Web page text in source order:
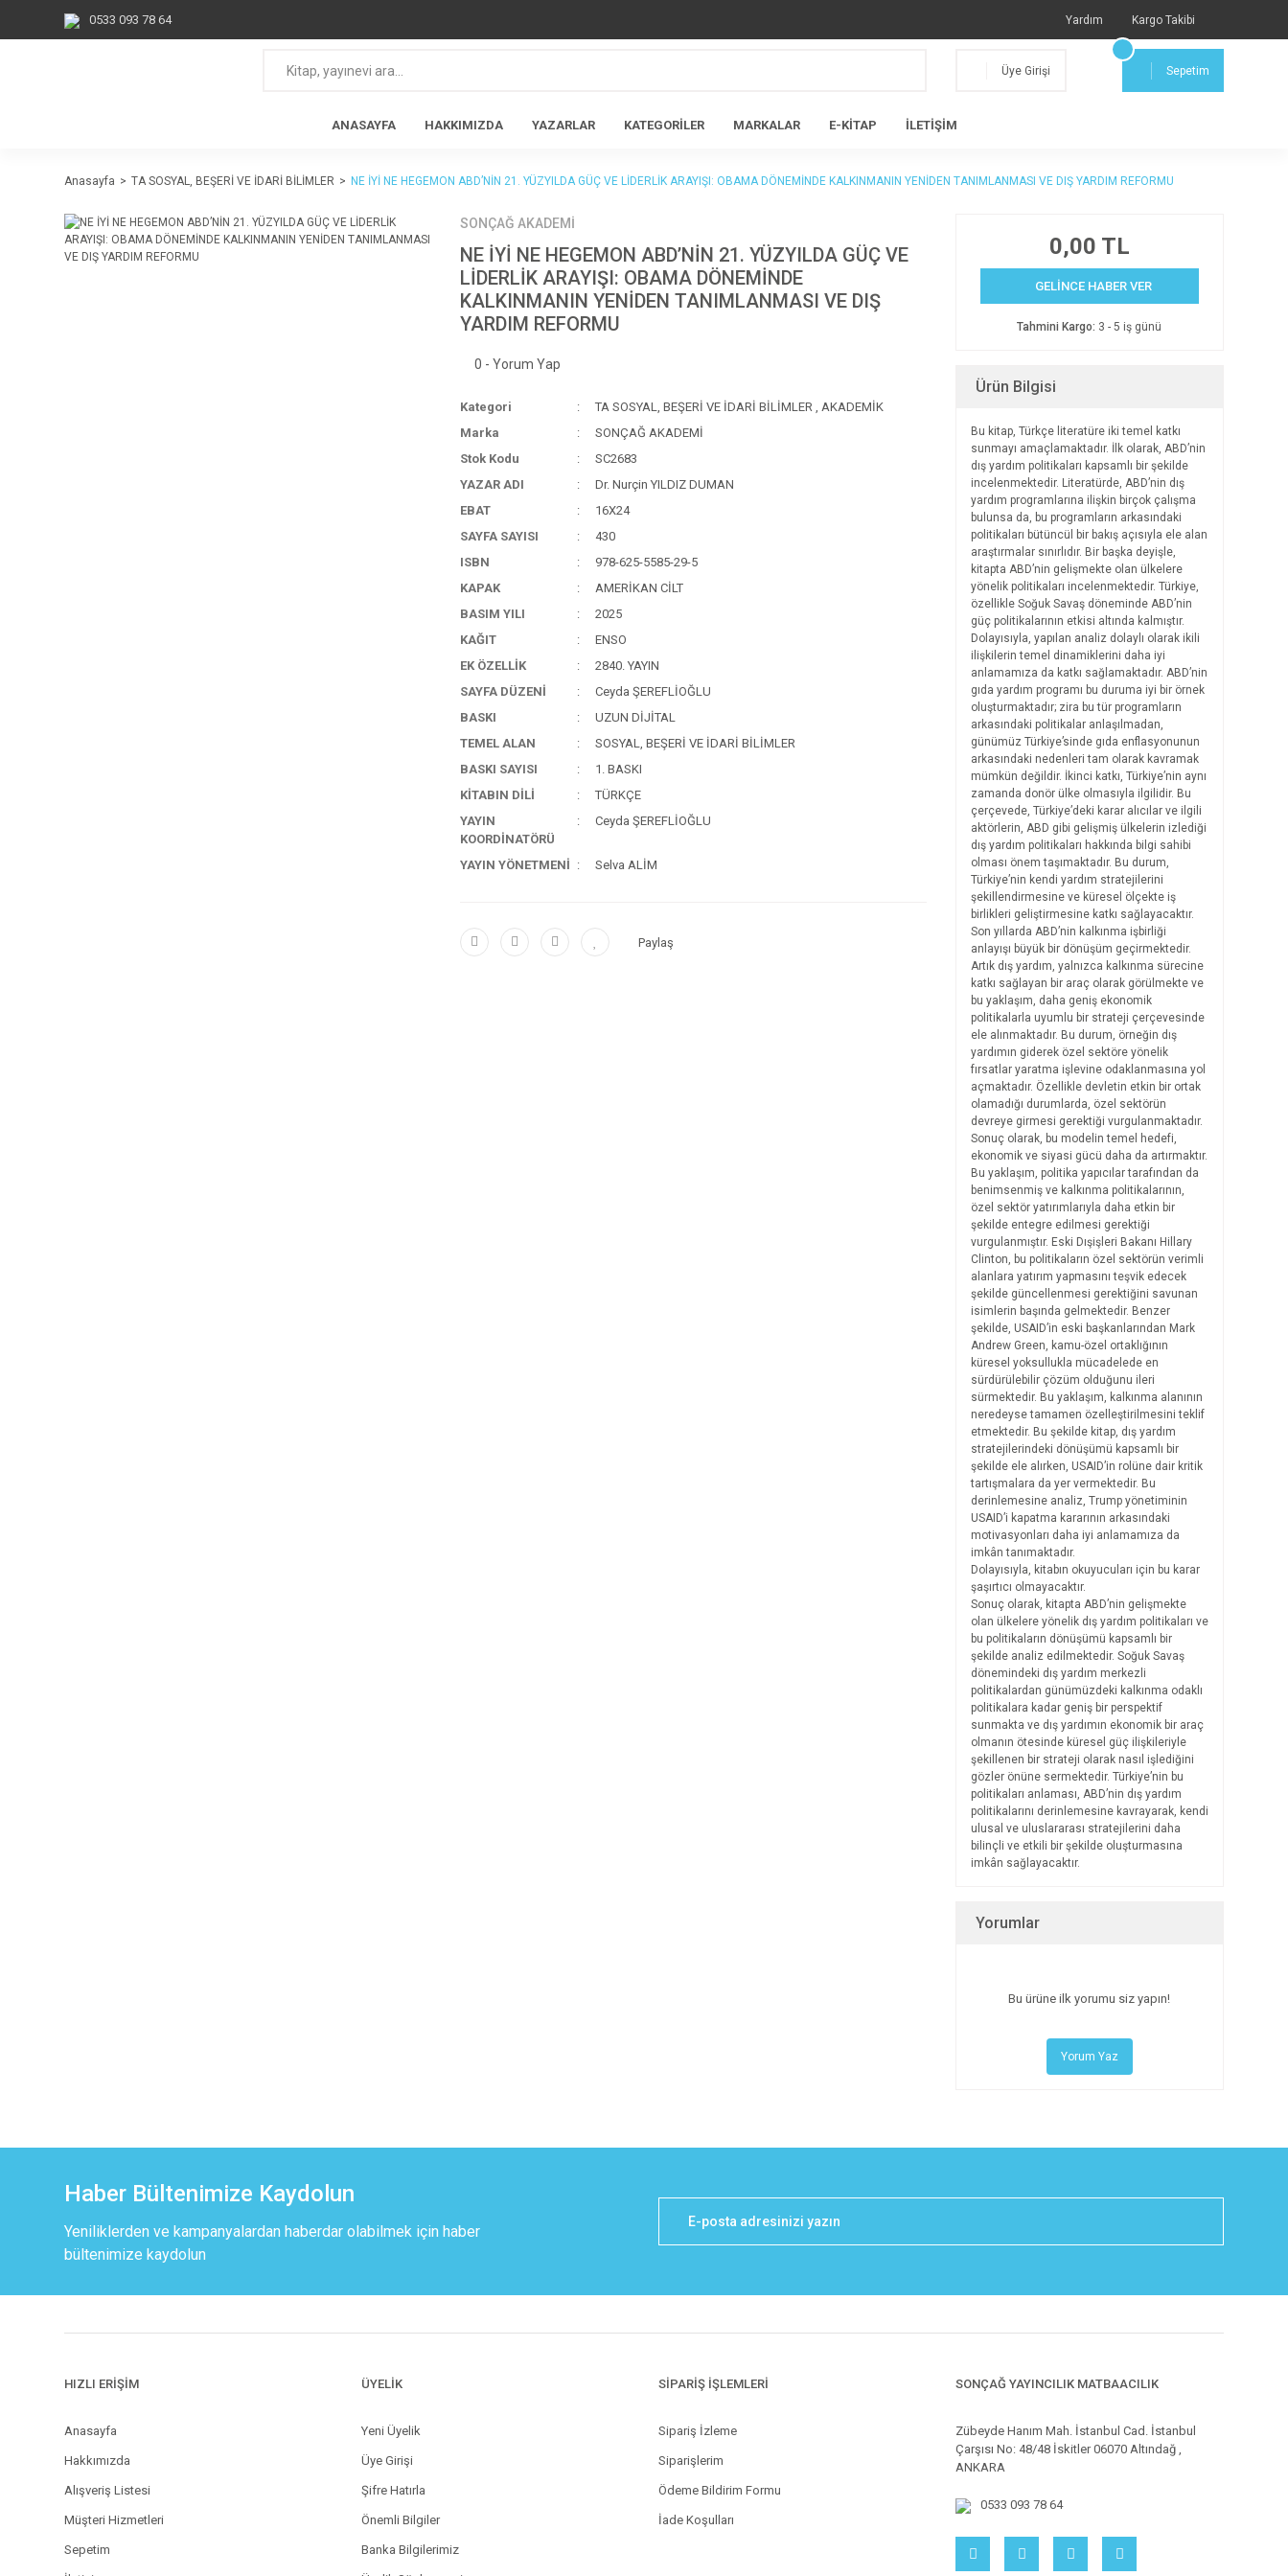
0533 093 78 64 Yardım Kargo Takibi
Üye Girişi Sepetim
ANASAYFA HAKKIMIZDA YAZARLAR KATEGORİLER MARKALAR E-KİTAP İLETİŞİM
Anasayfa TA SOSYAL, BEŞERİ VE İDARİ BİLİMLER NE İYİ NE HEGEMON ABD’NİN 21. YÜZYILDA GÜÇ VE LİDERLİK ARAYIŞI: OBAMA DÖNEMİNDE KALKINMANIN YENİDEN TANIMLANMASI VE DIŞ YARDIM REFORMU
SONÇAĞ AKADEMİ
NE İYİ NE HEGEMON ABD’NİN 21. YÜZYILDA GÜÇ VE
LİDERLİK ARAYIŞI: OBAMA DÖNEMİNDE
KALKINMANIN YENİDEN TANIMLANMASI VE DIŞ
YARDIM REFORMU
0 - Yorum Yap
Kategori TA SOSYAL, BEŞERİ VE İDARİ BİLİMLER , AKADEMİK
Marka
SONÇAĞ AKADEMİ
Stok Kodu
SC2683
YAZAR ADI
Dr. Nurçin YILDIZ DUMAN
EBAT
16X24
SAYFA SAYISI
430
ISBN
978-625-5585-29-5
KAPAK
AMERİKAN CİLT
BASIM YILI
2025
KAĞIT
ENSO
EK ÖZELLİK
2840. YAYIN
SAYFA DÜZENİ
Ceyda ŞEREFLİOĞLU
BASKI
UZUN DİJİTAL
TEMEL ALAN
SOSYAL, BEŞERİ VE İDARİ BİLİMLER
BASKI SAYISI
1. BASKI
KİTABIN DİLİ
TÜRKÇE
YAYIN
KOORDİNATÖRÜ
Ceyda ŞEREFLİOĞLU
YAYIN YÖNETMENİ Selva ALİM
Paylaş
0,00 TL
GELİNCE HABER VER
Tahmini Kargo: 3 - 5 iş günü
Ürün Bilgisi
Bu kitap, Türkçe literatüre iki temel katkı
sunmayı amaçlamaktadır. İlk olarak, ABD’nin
dış yardım politikaları kapsamlı bir şekilde
incelenmektedir. Literatürde, ABD’nin dış
yardım programlarına ilişkin birçok çalışma
bulunsa da, bu programların arkasındaki
politikaları bütüncül bir bakış açısıyla ele alan
araştırmalar sınırlıdır. Bir başka deyişle,
kitapta ABD’nin gelişmekte olan ülkelere
yönelik politikaları incelenmektedir. Türkiye,
özellikle Soğuk Savaş döneminde ABD’nin
güç politikalarının etkisi altında kalmıştır.
Dolayısıyla, yapılan analiz dolaylı olarak ikili
ilişkilerin temel dinamiklerini daha iyi
anlamamıza da katkı sağlamaktadır. ABD’nin
gıda yardım programı bu duruma iyi bir örnek
oluşturmaktadır; zira bu tür programların
arkasındaki politikalar anlaşılmadan,
günümüz Türkiye’sinde gıda enflasyonunun
arkasındaki nedenleri tam olarak kavramak
mümkün değildir. İkinci katkı, Türkiye’nin aynı
zamanda donör ülke olmasıyla ilgilidir. Bu
çerçevede, Türkiye’deki karar alıcılar ve ilgili
aktörlerin, ABD gibi gelişmiş ülkelerin izlediği
dış yardım politikaları hakkında bilgi sahibi
olması önem taşımaktadır. Bu durum,
Türkiye’nin kendi yardım stratejilerini
şekillendirmesine ve küresel ölçekte iş
birlikleri geliştirmesine katkı sağlayacaktır.
Son yıllarda ABD’nin kalkınma işbirliği
anlayışı büyük bir dönüşüm geçirmektedir.
Artık dış yardım, yalnızca kalkınma sürecine
katkı sağlayan bir araç olarak görülmekte ve
bu yaklaşım, daha geniş ekonomik
politikalarla uyumlu bir strateji çerçevesinde
ele alınmaktadır. Bu durum, örneğin dış
yardımın giderek özel sektöre yönelik
fırsatlar yaratma işlevine odaklanmasına yol
açmaktadır. Özellikle devletin etkin bir ortak
olamadığı durumlarda, özel sektörün
devreye girmesi gerektiği vurgulanmaktadır.
Sonuç olarak, bu modelin temel hedefi,
ekonomik ve siyasi gücü daha da artırmaktır.
Bu yaklaşım, politika yapıcılar tarafından da
benimsenmiş ve kalkınma politikalarının,
özel sektör yatırımlarıyla daha etkin bir
şekilde entegre edilmesi gerektiği
vurgulanmıştır. Eski Dışişleri Bakanı Hillary
Clinton, bu politikaların özel sektörün verimli
alanlara yatırım yapmasını teşvik edecek
şekilde güncellenmesi gerektiğini savunan
isimlerin başında gelmektedir. Benzer
şekilde, USAID’in eski başkanlarından Mark
Andrew Green, kamu-özel ortaklığının
küresel yoksullukla mücadelede en
sürdürülebilir çözüm olduğunu ileri
sürmektedir. Bu yaklaşım, kalkınma alanının
neredeyse tamamen özelleştirilmesini teklif
etmektedir. Bu şekilde kitap, dış yardım
stratejilerindeki dönüşümü kapsamlı bir
şekilde ele alırken, USAID’in rolüne dair kritik
tartışmalara da yer vermektedir. Bu
derinlemesine analiz, Trump yönetiminin
USAID’i kapatma kararının arkasındaki
motivasyonları daha iyi anlamamıza da
imkân tanımaktadır.
Dolayısıyla, kitabın okuyucuları için bu karar
şaşırtıcı olmayacaktır.
Sonuç olarak, kitapta ABD’nin gelişmekte
olan ülkelere yönelik dış yardım politikaları ve
bu politikaların dönüşümü kapsamlı bir
şekilde analiz edilmektedir. Soğuk Savaş
dönemindeki dış yardım merkezli
politikalardan günümüzdeki kalkınma odaklı
politikalara kadar geniş bir perspektif
sunmakta ve dış yardımın ekonomik bir araç
olmanın ötesinde küresel güç ilişkileriyle
şekillenen bir strateji olarak nasıl işlediğini
gözler önüne sermektedir. Türkiye’nin bu
politikaları anlaması, ABD’nin dış yardım
politikalarını derinlemesine kavrayarak, kendi
ulusal ve uluslararası stratejilerini daha
bilinçli ve etkili bir şekilde oluşturmasına
imkân sağlayacaktır.
Yorumlar
Bu ürüne ilk yorumu siz yapın!
Yorum Yaz
Haber Bültenimize Kaydolun
Yeniliklerden ve kampanyalardan haberdar olabilmek için haber
bültenimize kaydolun
HIZLI ERİŞİM
Anasayfa
Hakkımızda
Alışveriş Listesi
Müşteri Hizmetleri
Sepetim
ÜYELİK
Yeni Üyelik
Üye Girişi
Şifre Hatırla
Önemli Bilgiler
Banka Bilgilerimiz
SİPARİŞ İŞLEMLERİ
Sipariş İzleme
Siparişlerim
Ödeme Bildirim Formu
İade Koşulları
SONÇAĞ YAYINCILIK MATBAACILIK
Zübeyde Hanım Mah. İstanbul Cad. İstanbul
Çarşısı No: 48/48 İskitler 06070 Altındağ ,
ANKARA
0533 093 78 64